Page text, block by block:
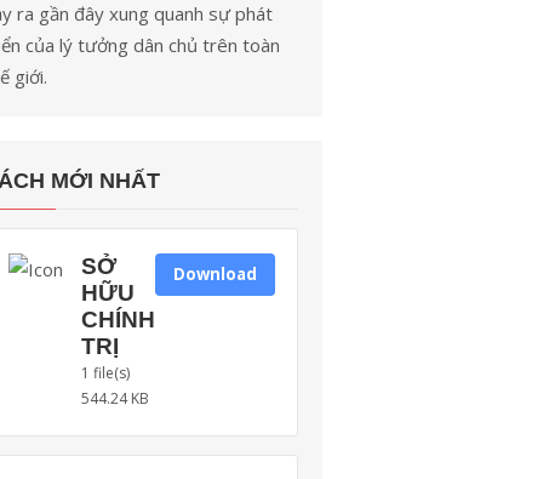
ra gần đây xung quanh sự phát
của lý tưởng dân chủ trên toàn
giới.
MỚI NHẤT
SỞ
HỮU
CHÍNH
TRỊ
1 file(s)
544.24 KB
Download